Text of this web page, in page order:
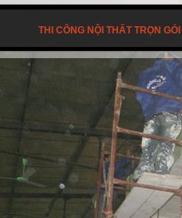
THI CÔNG NỘI THẤT TRỌN GÓI